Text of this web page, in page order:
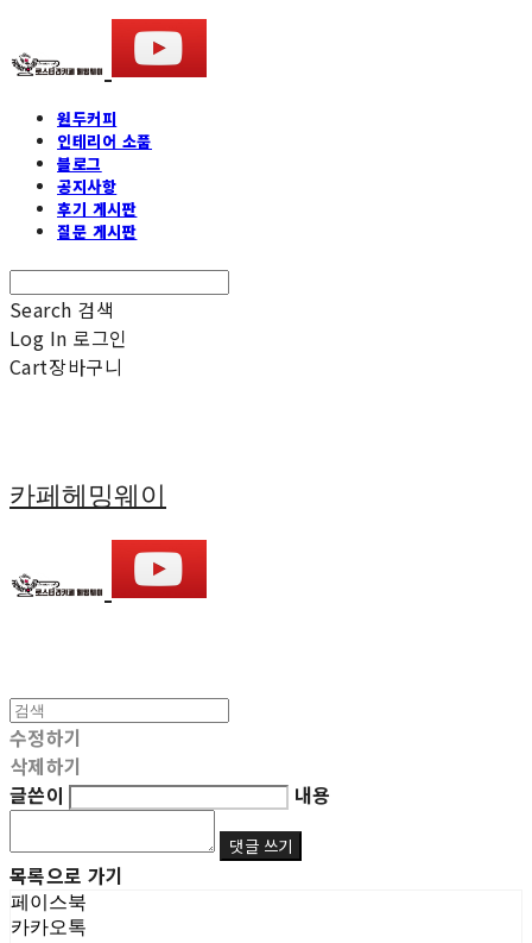
원두커피
인테리어 소품
블로그
공지사항
후기 게시판
질문 게시판
Search 검색
Log In 로그인
Cart장바구니
카페헤밍웨이
수정하기
삭제하기
글쓴이
내용
댓글 쓰기
목록으로 가기
페이스북
카카오톡